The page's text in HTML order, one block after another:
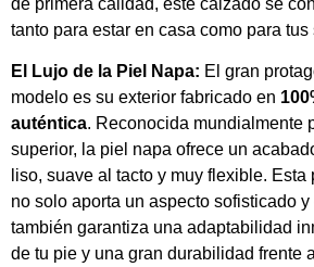
tanto para estar en casa como para
El Lujo de la Piel Napa: El gran
modelo es su exterior fabricado en
auténtica. Reconocida mundialmente
superior, la piel napa ofrece un
liso, suave al tacto y muy flexible.
no solo aporta un aspecto sofisticado
también garantiza una adaptabilidad
de tu pie y una gran durabilidad frente